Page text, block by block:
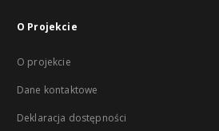
O Projekcie
O projekcie
Dane kontaktowe
Deklaracja dostępności